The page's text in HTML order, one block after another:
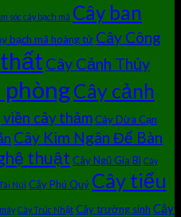
sóc cây bạch mã Cây ban
bạch mã hoàng tử Cây Công
Cây Cảnh Thủy
phòngCây cảnh
cây thảmCây Dừa Cạn
Cây Kim Ngân Để Bàn
thuật Cây Ngũ Gia Bì Cây
Núi Cây Phú Quý Cây tiểu
Cây Trúc Nhật Cây trường sinh Cây